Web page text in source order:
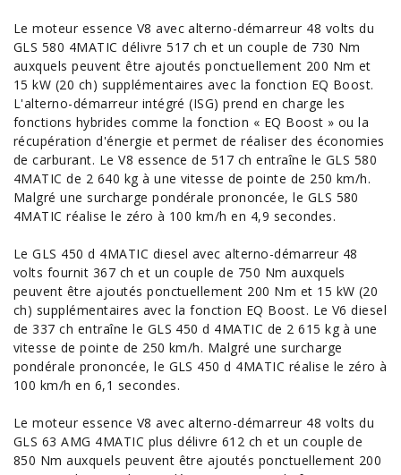
Le moteur essence V8 avec alterno-démarreur 48 volts du
GLS 580 4MATIC délivre 517 ch et un couple de 730 Nm
auxquels peuvent être ajoutés ponctuellement 200 Nm et
15 kW (20 ch) supplémentaires avec la fonction EQ Boost.
L'alterno-démarreur intégré (ISG) prend en charge les
fonctions hybrides comme la fonction « EQ Boost » ou la
récupération d'énergie et permet de réaliser des économies
de carburant. Le V8 essence de 517 ch entraîne le GLS 580
4MATIC de 2 640 kg à une vitesse de pointe de 250 km/h.
Malgré une surcharge pondérale prononcée, le GLS 580
4MATIC réalise le zéro à 100 km/h en 4,9 secondes.
Le GLS 450 d 4MATIC diesel avec alterno-démarreur 48
volts fournit 367 ch et un couple de 750 Nm auxquels
peuvent être ajoutés ponctuellement 200 Nm et 15 kW (20
ch) supplémentaires avec la fonction EQ Boost. Le V6 diesel
de 337 ch entraîne le GLS 450 d 4MATIC de 2 615 kg à une
vitesse de pointe de 250 km/h. Malgré une surcharge
pondérale prononcée, le GLS 450 d 4MATIC réalise le zéro à
100 km/h en 6,1 secondes.
Le moteur essence V8 avec alterno-démarreur 48 volts du
GLS 63 AMG 4MATIC plus délivre 612 ch et un couple de
850 Nm auxquels peuvent être ajoutés ponctuellement 200